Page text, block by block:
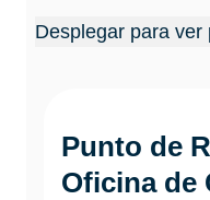
Desplegar para
Punto de
Oficina de